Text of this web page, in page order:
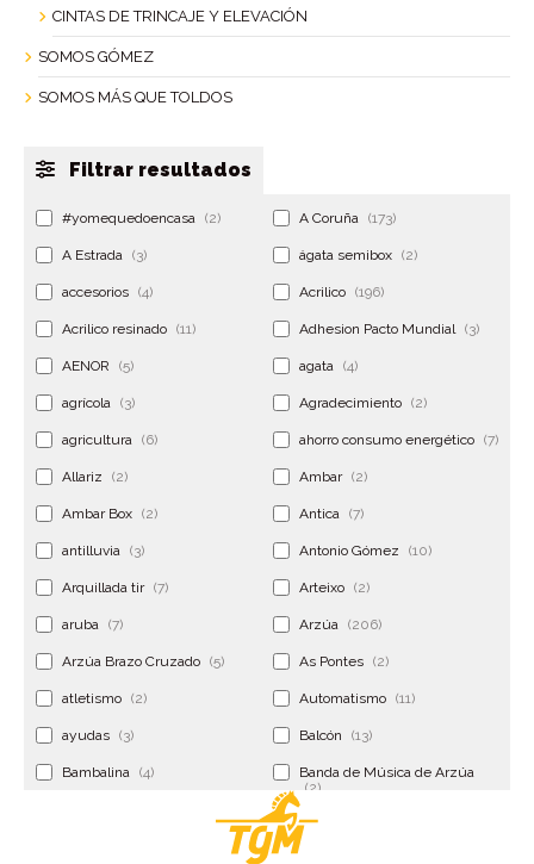
CINTAS DE TRINCAJE Y ELEVACIÓN
SOMOS GÓMEZ
SOMOS MÁS QUE TOLDOS
Filtrar resultados
#yomequedoencasa (2) A Coruña (173)
A Estrada (3) ágata semibox (2)
accesorios (4) Acrilico (196)
Acrilico resinado (11) Adhesion Pacto Mundial (3)
AENOR (5) agata (4)
agrícola (3) Agradecimiento (2)
agricultura (6) ahorro consumo energético (7)
Allariz (2) Ambar (2)
Ambar Box (2) Antica (7)
antilluvia (3) Antonio Gómez (10)
Arquillada tir (7) Arteixo (2)
aruba (7) Arzúa (206)
Arzúa Brazo Cruzado (5) As Pontes (2)
atletismo (2) Automatismo (11)
ayudas (3) Balcón (13)
Bambalina (4)
Banda de Música de Arzúa
(2)
Banderolas